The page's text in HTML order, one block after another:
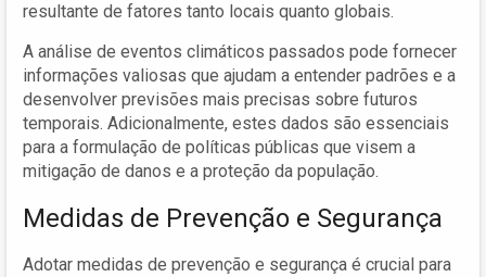
resultante de fatores tanto locais quanto globais.
A análise de eventos climáticos passados pode fornecer
informações valiosas que ajudam a entender padrões e a
desenvolver previsões mais precisas sobre futuros
temporais. Adicionalmente, estes dados são essenciais
para a formulação de políticas públicas que visem a
mitigação de danos e a proteção da população.
Medidas de Prevenção e Segurança
Adotar medidas de prevenção e segurança é crucial para